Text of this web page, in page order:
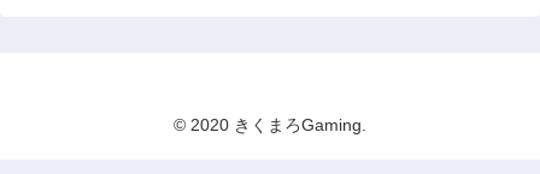
© 2020 きくまろGaming.